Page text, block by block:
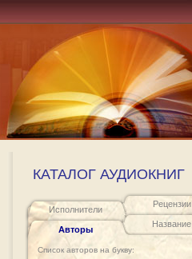
КАТАЛОГ АУДИОКНИГ
Исполнители
Авторы
Рецензии
Название
Список авторов на букву: